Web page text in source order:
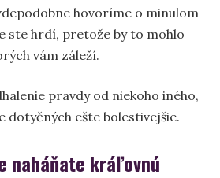
hovoríme o minulom
ste hrdí, pretože by to mohlo
vám záleží.
pravdy od niekoho iného,
dotyčných ešte bolestivejšie.
naháňate kráľovnú